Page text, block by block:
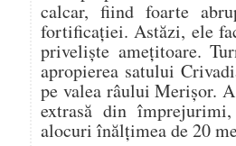
calcar, fiind foarte
fortificaţiei. Astăzi, ele
privelişte ameţitoare.
apropierea satului
pe valea râului Merişor.
extrasă din
alocuri înălţimea de 20